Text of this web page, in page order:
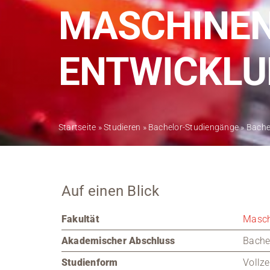
Startseite »Studieren » Bachelor-Studiengänge»
Auf einen Blick
Fakultät
Akademischer Abschluss
Studienform